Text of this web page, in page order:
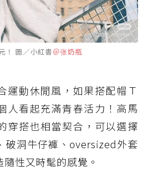
！ 圖／小紅書＠张奶瓶
運動休閒風，如果搭配帽Ｔ
人看起充滿青春活力！高馬
穿搭也相當契合，可以選擇
破洞牛仔褲、oversized外套
性又時髦的感覺。